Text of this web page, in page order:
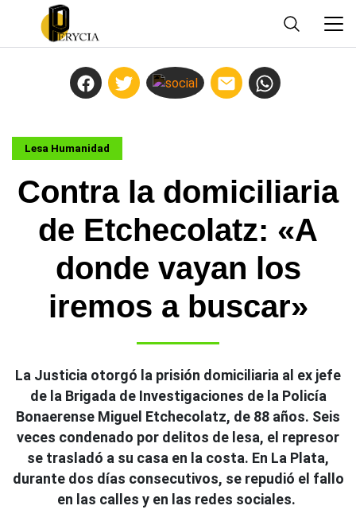
Lesa Humanidad
Contra la domiciliaria
de Etchecolatz: «A
donde vayan los
iremos a buscar»
La Justicia otorgó la prisión domiciliaria al ex jefe
de la Brigada de Investigaciones de la Policía
Bonaerense Miguel Etchecolatz, de 88 años. Seis
veces condenado por delitos de lesa, el represor
se trasladó a su casa en la costa. En La Plata,
durante dos días consecutivos, se repudió el fallo
en las calles y en las redes sociales.